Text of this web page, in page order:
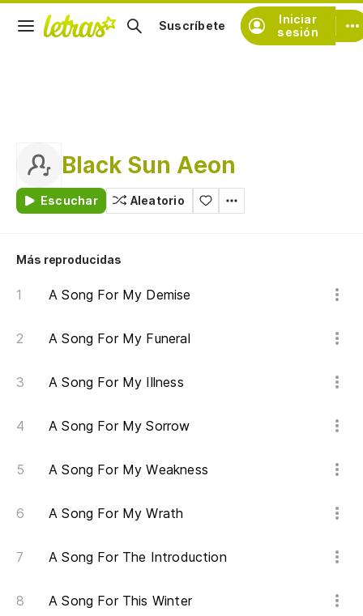
Iniciar
sesión
Suscríbete
Black Sun Aeon
Escuchar Aleatorio
Más reproducidas
A Song For My Demise
A Song For My Funeral
A Song For My Illness
A Song For My Sorrow
A Song For My Weakness
A Song For My Wrath
A Song For The Introduction
A Song For This Winter